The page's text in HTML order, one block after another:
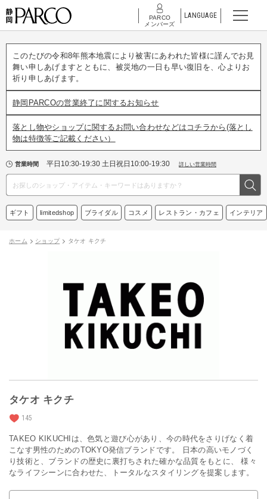
PARCO
メンバーズ
LANGUAGE
このたびの令和8年熊本地震により被害にあわれた皆様に謹んでお見
舞い申しあげますとともに、被災地の一日も早い復旧を、心よりお
祈り申しあげます。
静岡PARCOの営業終了に関するお知らせ
落とし物やショップに関するお問い合わせなどはコチラから(落とし
物は特徴等ご記載ください）
営業時間 平日10:30-19:30 土日祝日10:00-19:30 詳しい営業時間
ギフト limitedshop ブライダル コスメ レストラン・カフェ インテリア
ホーム ショップ タケオ キクチ
タケオ キクチ
145
TAKEO KIKUCHIは、色気と遊び心があり、今の時代をさりげなく着
こなす男性のためのTOKYO発信ブランドです。 日本の高いモノづく
り技術と、ブランドの歴史に裏打ちされた確かな品質をもとに、 様々
なライフシーンに合わせた、トータルなスタイリングを提案します。